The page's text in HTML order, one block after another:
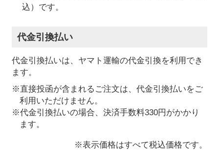
込）です。
代金引換払い
代金引換払いは、ヤマト運輸の代金引換を利用でき
ます。
※直接投函が含まれるご注文は、代金引換払いをご
利用いただけません。
※代金引換払いの場合、決済手数料330円がかかり
ます。
※表示価格はすべて税込価格です。